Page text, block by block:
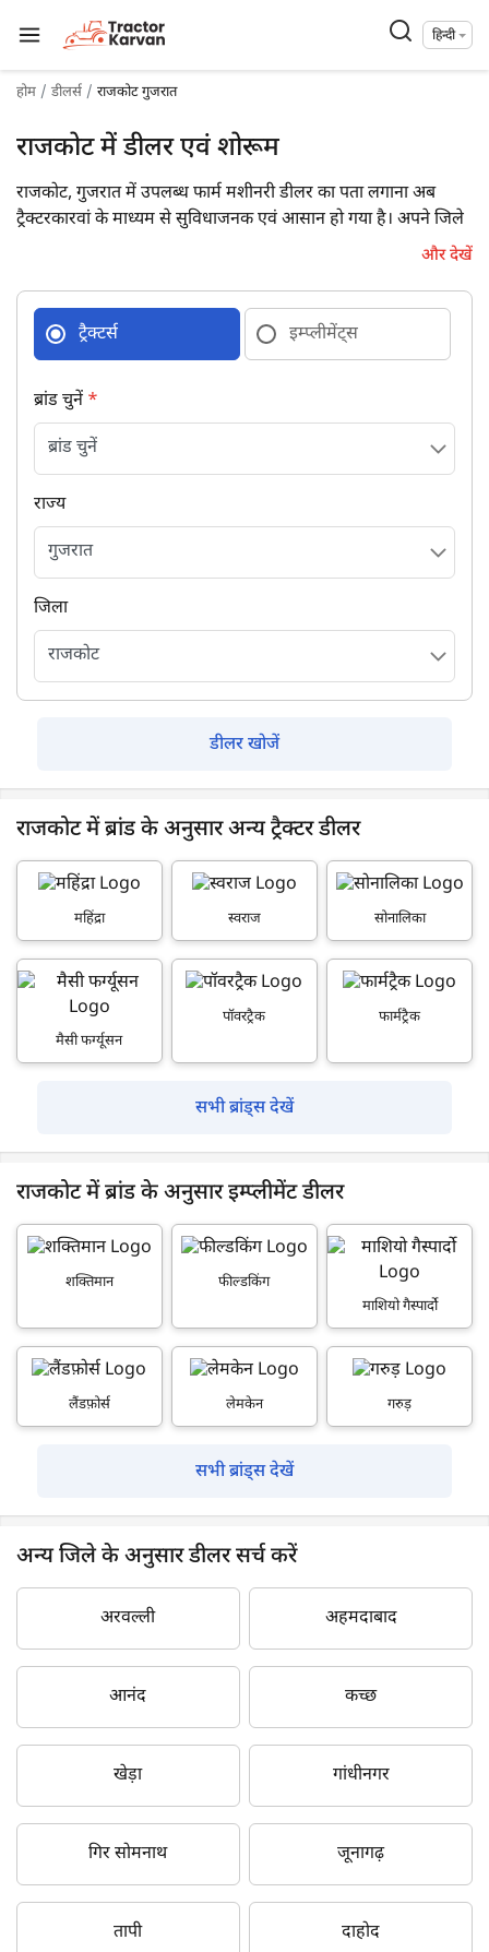
हिन्दी
होम डीलर्स राजकोट गुजरात
राजकोट में डीलर एवं शोरूम
राजकोट, गुजरात में उपलब्ध फार्म मशीनरी डीलर का पता लगाना अब
ट्रैक्टरकारवां के माध्यम से सुविधाजनक एवं आसान हो गया है। अपने जिले
में उपलब्ध 3 फार्म मशीनरी डीलरों की डिटेल्स पूरे पते एवं संपर्क विवरण के
और देखें
ट्रैक्टर्स इम्प्लीमेंट्स
ब्रांड चुनें*
राज्य
जिला
डीलर खोजें
राजकोट में ब्रांड के अनुसार अन्य ट्रैक्टर डीलर
महिंद्रा स्वराज सोनालिका
मैसी फर्ग्यूसन
पॉवरट्रैक फार्मट्रैक
सभी ब्रांड्स देखें
राजकोट में ब्रांड के अनुसार इम्प्लीमेंट डीलर
शक्तिमान
फील्डकिंग
माशियो गैस्पार्दो
लैंडफ़ोर्स लेमकेन गरुड़
सभी ब्रांड्स देखें
अन्य जिले के अनुसार डीलर सर्च करें
अरवल्ली अहमदाबाद
आनंद कच्छ
खेड़ा गांधीनगर
गिर सोमनाथ जूनागढ़
तापी दाहोद